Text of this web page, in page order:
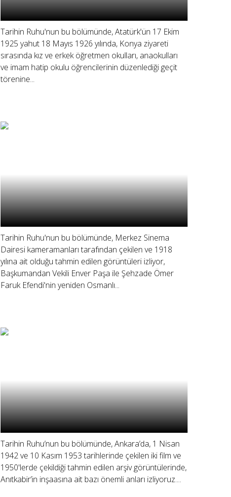
Tarihin Ruhu'nun bu bölümünde, Atatürk'ün 17 Ekim
1925 yahut 18 Mayıs 1926 yılında, Konya ziyareti
sırasında kız ve erkek öğretmen okulları, anaokulları
ve imam hatip okulu öğrencilerinin düzenlediği geçit
törenine...
Tarihin Ruhu'nun bu bölümünde, Merkez Sinema
Dairesi kameramanları tarafından çekilen ve 1918
yılına ait olduğu tahmin edilen görüntüleri izliyor,
Başkumandan Vekili Enver Paşa ile Şehzade Ömer
Faruk Efendi'nin yeniden Osmanlı...
Tarihin Ruhu’nun bu bölümünde, Ankara’da, 1 Nisan
1942 ve 10 Kasım 1953 tarihlerinde çekilen iki film ve
1950'lerde çekildiği tahmin edilen arşiv görüntülerinde,
Anıtkabir’in inşaasına ait bazı önemli anları izliyoruz....